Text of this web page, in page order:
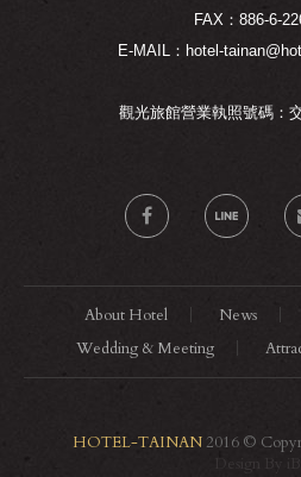
FAX：886-6-
E-MAIL：hotel-
觀光旅館營業執照號碼：
About Hotel News
Wedding & Meeting
HOTEL-TAINAN2016 ©
Design By